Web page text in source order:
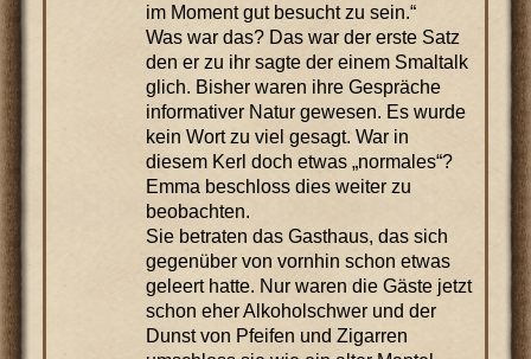
im Moment gut besucht zu sein.“
Was war das? Das war der erste Satz
den er zu ihr sagte der einem Smaltalk
glich. Bisher waren ihre Gespräche
informativer Natur gewesen. Es wurde
kein Wort zu viel gesagt. War in
diesem Kerl doch etwas „normales“?
Emma beschloss dies weiter zu
beobachten.
Sie betraten das Gasthaus, das sich
gegenüber von vornhin schon etwas
geleert hatte. Nur waren die Gäste jetzt
schon eher Alkoholschwer und der
Dunst von Pfeifen und Zigarren